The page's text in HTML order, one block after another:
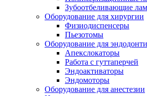
Зубоотбеливающие
Оборудование для хирургии
Физиодиспенсеры
Пьезотомы
Оборудование для
Апекслокаторы
Работа с гуттаперчей
Эндоактиваторы
Эндомоторы
Оборудование для анестезии